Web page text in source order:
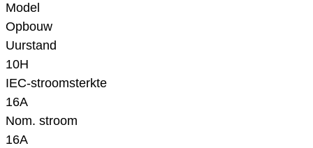
Model
Opbouw
Uurstand
10H
IEC-stroomsterkte
16A
Nom. stroom
16A